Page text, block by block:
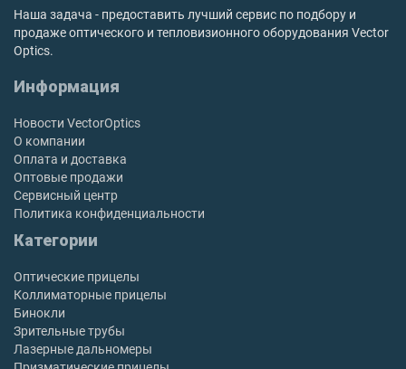
Наша задача - предоставить лучший сервис по подбору и
продаже оптического и тепловизионного оборудования Vector
Optics.
Информация
Новости VectorOptics
О компании
Оплата и доставка
Оптовые продажи
Сервисный центр
Политика конфиденциальности
Категории
Оптические прицелы
Коллиматорные прицелы
Бинокли
Зрительные трубы
Лазерные дальномеры